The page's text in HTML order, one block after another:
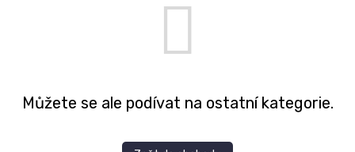
Můžete se ale podívat na ostatní kategorie.